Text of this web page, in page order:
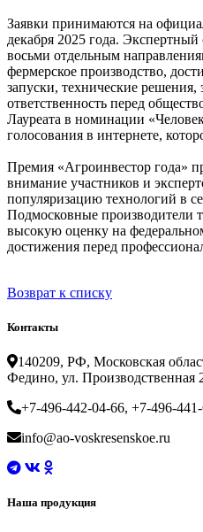
Заявки принимаются на
декабря 2025 года.
восьми отдельным
фермерское производство,
запуски, технические решения,
ответственность перед
Лауреата в номинации
голосования в интернете,
Премия «Агроинвестор года»
внимание участников и
популяризацию технологий в
Подмосковные производители
высокую оценку на
достижения перед
Возврат к списку
Контакты
140209, РФ, Московская
Федино, ул. Производственная
+7-496-442-04-66, +7-496-
info@ao-voskresenskoe.ru
Наша продукция